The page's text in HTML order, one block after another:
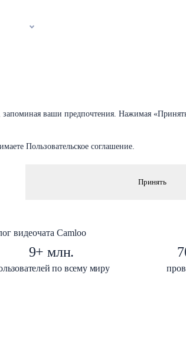
ваши предпочтения. Нажимая
Пользовательское соглашение.
Принять
9+ млн.
по всему миру